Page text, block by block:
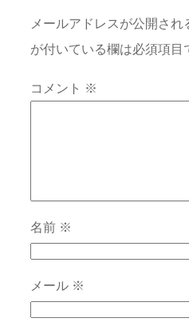
メールアドレスが公開され
が付いている欄は必須項目
コメント ※
名前 ※
メール ※